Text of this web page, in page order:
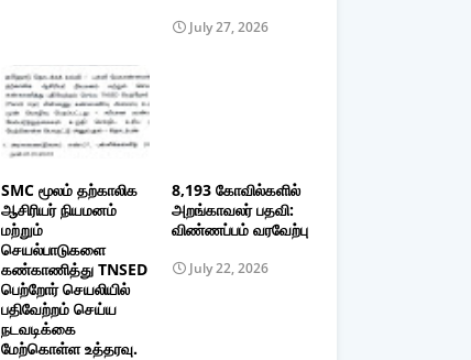
July 27, 2026
SMC மூலம் தற்காலிக
ஆசிரியர் நியமனம்
மற்றும்
செயல்பாடுகளை
கண்காணித்து TNSED
பெற்றோர் செயலியில்
பதிவேற்றம் செய்ய
நடவடிக்கை
மேற்கொள்ள உத்தரவு.
8,193 கோவில்களில்
அறங்காவலர் பதவி:
விண்ணப்பம் வரவேற்பு
July 22, 2026